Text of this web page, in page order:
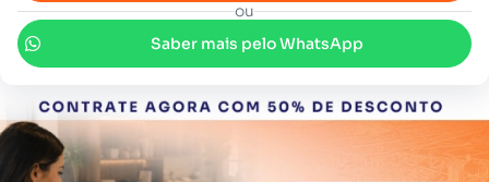
ou
Saber mais pelo WhatsApp